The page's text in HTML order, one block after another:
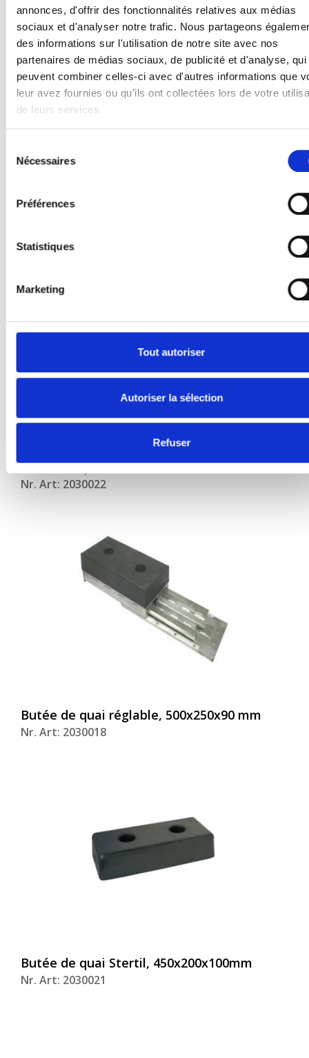
annonces, d'offrir des fonctionnalités relatives aux médias
sociaux et d'analyser notre trafic. Nous partageons
des informations sur l'utilisation de notre site avec nos
partenaires de médias sociaux, de publicité et d'analyse, qui
peuvent combiner celles-ci avec d'autres informations que
leur avez fournies ou qu'ils ont collectées lors de votre
de leurs services.
Nécessaires
Préférences
Statistiques
Marketing
Tout autoriser
Autoriser la sélection
Refuser
Butée de quai Stertil, 205x305x100 mm
Nr. Art: 2030022
Butée de quai réglable, 500x250x90 mm
Nr. Art: 2030018
Butée de quai Stertil, 450x200x100mm
Nr. Art: 2030021